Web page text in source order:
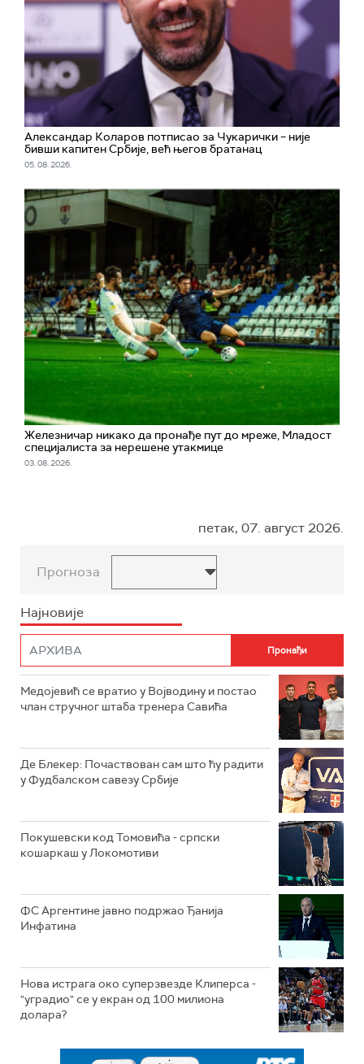
Александар Коларов потписао за Чукарички – није
бивши капитен Србије, већ његов братанац
05. 08. 2026.
Железничар никако да пронађе пут до мреже, Младост
специјалиста за нерешене утакмице
03. 08. 2026.
петак, 07. август 2026.
Прогноза
Најновије
Медојевић се вратио у Војводину и постао
члан стручног штаба тренера Савића
Де Блекер: Почаствован сам што ћу радити
у Фудбалском савезу Србије
Покушевски код Томовића - српски
кошаркаш у Локомотиви
ФС Аргентине јавно подржао Ђанија
Инфатина
Нова истрага око суперзвезде Клиперса -
"уградио" се у екран од 100 милиона
долара?